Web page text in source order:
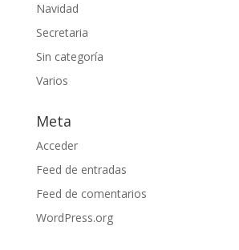
Navidad
Secretaria
Sin categoría
Varios
Meta
Acceder
Feed de entradas
Feed de comentarios
WordPress.org